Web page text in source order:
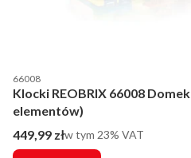
Kod producenta
66008
Klocki REOBRIX 66008
elementów)
Cena brutto
449,99 złw tym %s VAT
w tym 23% VAT